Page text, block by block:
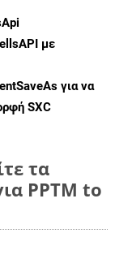
με
για να
SXC
τα
PPTM to